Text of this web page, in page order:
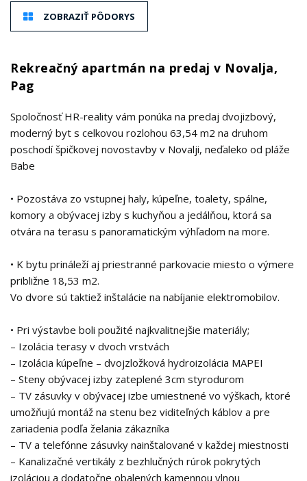
ZOBRAZIŤ PÔDORYS
Rekreačný apartmán na predaj v Novalja,
Pag
Spoločnosť HR-reality vám ponúka na predaj dvojizbový,
moderný byt s celkovou rozlohou 63,54 m2 na druhom
poschodí špičkovej novostavby v Novalji, neďaleko od pláže
Babe
• Pozostáva zo vstupnej haly, kúpeľne, toalety, spálne,
komory a obývacej izby s kuchyňou a jedálňou, ktorá sa
otvára na terasu s panoramatickým výhľadom na more.
• K bytu prináleží aj priestranné parkovacie miesto o výmere
približne 18,53 m2.
Vo dvore sú taktiež inštalácie na nabíjanie elektromobilov.
• Pri výstavbe boli použité najkvalitnejšie materiály;
– Izolácia terasy v dvoch vrstvách
– Izolácia kúpeľne – dvojzložková hydroizolácia MAPEI
– Steny obývacej izby zateplené 3cm styrodurom
– TV zásuvky v obývacej izbe umiestnené vo výškach, ktoré
umožňujú montáž na stenu bez viditeľných káblov a pre
zariadenia podľa želania zákazníka
– TV a telefónne zásuvky nainštalované v každej miestnosti
– Kanalizačné vertikály z bezhlučných rúrok pokrytých
izoláciou a dodatočne obalených kamennou vlnou